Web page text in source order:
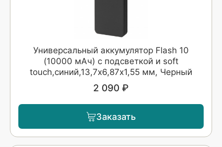
Универсальный аккумулятор Flash 10
(10000 мАч) с подсветкой и soft
touch,синий,13,7х6,87х1,55 мм, Черный
2 090 ₽
Заказать